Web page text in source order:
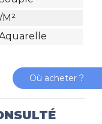
Où acheter ?